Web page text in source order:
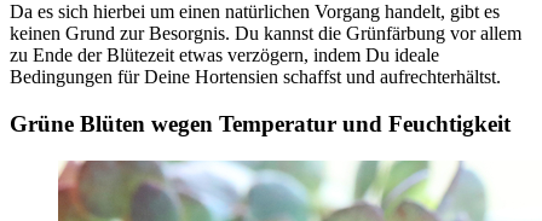
Da es sich hierbei um einen natürlichen Vorgang handelt, gibt es
keinen Grund zur Besorgnis. Du kannst die Grünfärbung vor allem
zu Ende der Blütezeit etwas verzögern, indem Du ideale
Bedingungen für Deine Hortensien schaffst und aufrechterhältst.
Grüne Blüten wegen Temperatur und Feuchtigkeit